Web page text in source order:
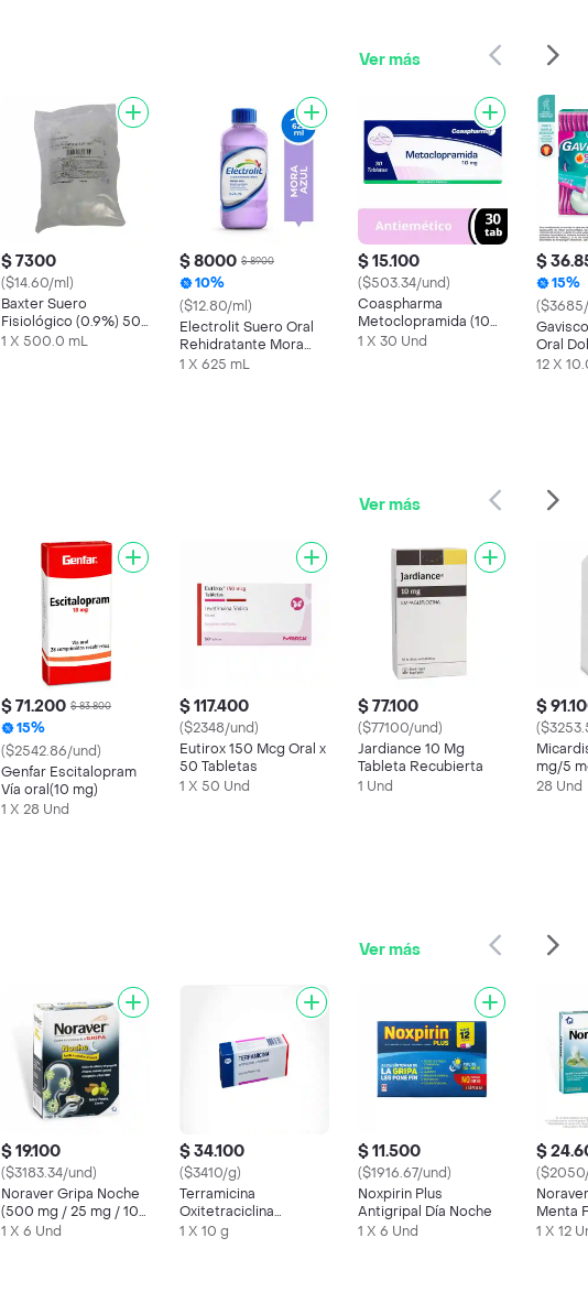
Ver más
$ 7300
($14.60/ml)
Baxter Suero
Fisiológico (0.9%) 500
mL
1 X 500.0 mL
$ 8000 $ 8900
10%
($12.80/ml)
Electrolit Suero Oral
Rehidratante Mora
Azul
1 X 625 mL
$ 15.100
($503.34/und)
Coaspharma
Metoclopramida (10
mg) 30 Tabletas
1 X 30 Und
$
15%
Oral
Sachet
12 X
Ver más
$ 71.200 $ 83.800
15%
($2542.86/und)
Genfar Escitalopram
Vía oral(10 mg)
1 X 28 Und
$ 117.400
($2348/und)
Eutirox 150 Mcg Oral x
50 Tabletas
1 X 50 Und
$ 77.100
($77100/und)
Jardiance 10 Mg
Tableta Recubierta
1 Und
$
mg/5
28 Und
Ver más
$ 19.100
($3183.34/und)
Noraver Gripa Noche
(500 mg / 25 mg / 10
mg)
1 X 6 Und
$ 34.100
($3410/g)
Terramicina
Oxitetraciclina
Polimixina B
1 X 10 g
$ 11.500
($1916.67/und)
Noxpirin Plus
Antigripal Día Noche
1 X 6 Und
$
Menta
mg/1.4
1 X 12